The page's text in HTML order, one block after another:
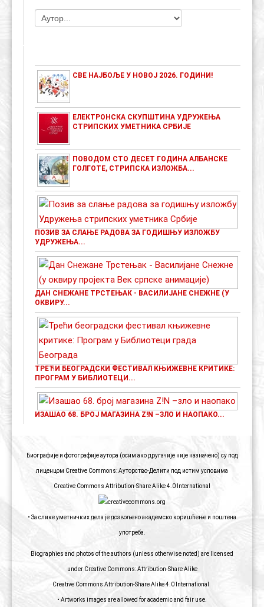
СВЕ НАЈБОЉЕ У НОВОЈ 2026. ГОДИНИ!
ЕЛЕКТРОНСКА СКУПШТИНА УДРУЖЕЊА
СТРИПСКИХ УМЕТНИКА СРБИЈЕ
ПОВОДОМ СТО ДЕСЕТ ГОДИНА АЛБАНСКЕ
ГОЛГОТЕ, СТРИПСКА ИЗЛОЖБА...
ПОЗИВ ЗА СЛАЊЕ РАДОВА ЗА ГОДИШЊУ ИЗЛОЖБУ
УДРУЖЕЊА...
ДАН СНЕЖАНЕ ТРСТЕЊАК - ВАСИЛИЈАНЕ СНЕЖНЕ (У
ОКВИРУ...
ТРЕЋИ БЕОГРАДСКИ ФЕСТИВАЛ КЊИЖЕВНЕ КРИТИКЕ:
ПРОГРАМ У БИБЛИОТЕЦИ...
ИЗАШАО 68. БРОЈ МАГАЗИНА Z!N –ЗЛО И НАОПАКО...
Биографије и фотографије аутора (осим ако другачије није назначено) су под
лиценцом Creative Commons: Ауторство-Делити под истим условима
Creative Commons Attribution-Share Alike 4.0 International
• За слике уметничких дела је дозвољено академско коришћење и поштена
употреба.
Biographies and photos of the authors (unless otherwise noted) are licensed
under Creative Commons: Attribution-Share Alike
Creative Commons Attribution-Share Alike 4.0 International
• Artworks images are allowed for academic and fair use.